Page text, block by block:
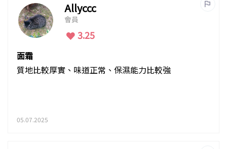
Allyccc
會員
3.25
面霜
質地比較厚實、味道正常、保濕能力比較強
05.07.2025